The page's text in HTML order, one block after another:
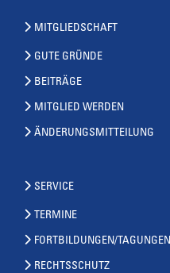
MITGLIEDSCHAFT
GUTE GRÜNDE
BEITRÄGE
MITGLIED WERDEN
ÄNDERUNGSMITTEILUNG
SERVICE
TERMINE
FORTBILDUNGEN/TAGUNGEN
RECHTSSCHUTZ